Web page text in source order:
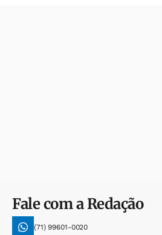
Fale com a Redação
(71) 99601-0020